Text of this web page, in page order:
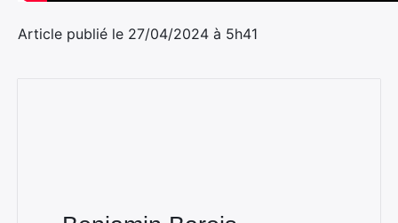
Article publié le 27/04/2024 à 5h41